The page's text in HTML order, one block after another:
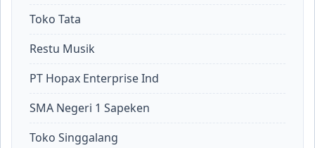
Toko Tata
Restu Musik
PT Hopax Enterprise Ind
SMA Negeri 1 Sapeken
Toko Singgalang